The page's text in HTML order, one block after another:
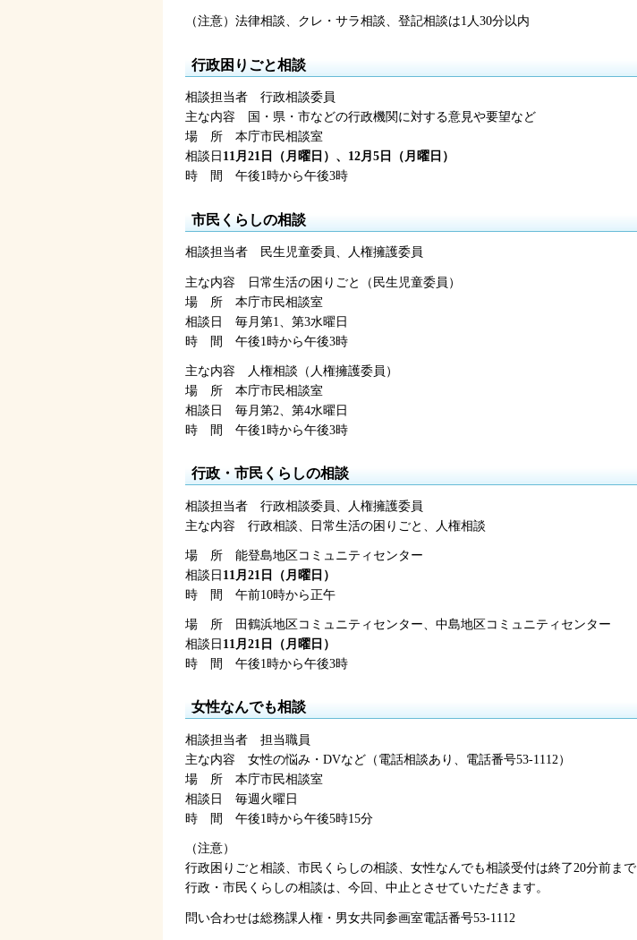
（注意）法律相談、クレ・サラ相談、登記相談は1人30分以内
行政困りごと相談
相談担当者 行政相談委員
主な内容
国 ・県・市などの行政機関に対する意見や要望など
場
所 本庁市民相談室
相談日 11月21日（月曜日）、12月5日（月曜日）
時
間 午後1時から午後3時
市民くらしの相談
相談担当者 民生児童委員、人権擁護委員
主な内容 日常生活の困りごと（民生児童委員）
場
所 本庁市民相談室
相談日
毎 月第1、第3水曜日
時
間 午後1時から午後3時
主な内容 人 権相談（人権擁護委員）
場
所 本庁市民相談室
相談日
毎 月第2、第4水曜日
時
間 午後1時から午後3時
行政・市民くらしの相談
相談担当者 行政相談委員、人権擁護委員
主な内容
行政相談、日常生活の困りごと、人権相談
場 所 能登島地区コミュニティセンター
相談日 11月21日（月曜日）
時
間 午前10時から正午
場 所 田 鶴浜地区コミュニティセンター、中島地区コミュニティセンター
相談日 11月21日（月曜日）
時
間 午後1時から午後3時
女性なんでも相談
相談担当者 担 当職員
主な内容
女性の悩み・DVなど（電話相談あり、電話番号53-1112）
場
所 本庁市民相談室
相談日
毎週火曜日
時
間 午後1時から午後5時15分
（注意）
行政困りごと相談、市民くらしの相談、女性なんでも相談受付は終了20分前まで
行政・市民くらしの相談は、今回、中止とさせていただきます。
問い合わせは総務課人権・男女共同参画室電話番号53-1112